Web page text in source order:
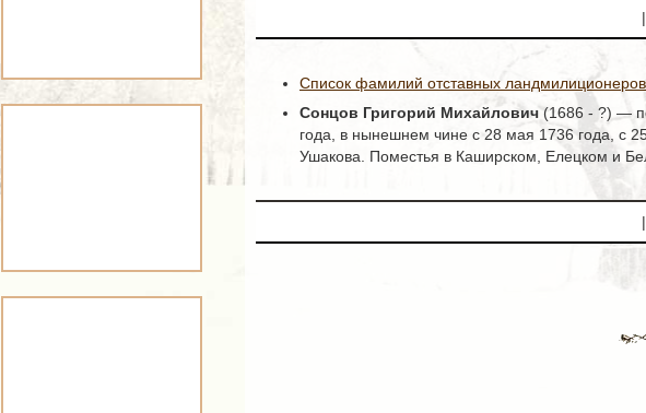
|
Список фамилий отставных
Сонцов Григорий Михайлович(1686 - ?) —
года, в нынешнем чине с 28 мая 1736 года, с
Ушакова. Поместья в Каширском, Елецком и
|